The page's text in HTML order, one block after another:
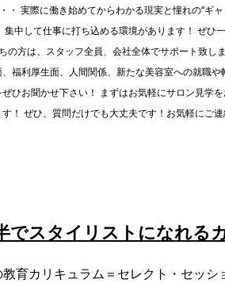
実際に働き始めてからわかる現実と憧れの“ギ
中して仕事に打ち込める環境があります！ ぜひ
方は、スタッフ全員、会社全体でサポート致し
福利厚生面、人間関係、新たな美容室への就職
ひお聞かせ下さい！ まずはお気軽にサロン見学を
！ ぜひ、質問だけでも大丈夫です！お気軽にご連
でスタイリストになれる
育カリキュラム＝セレクト・セッシ